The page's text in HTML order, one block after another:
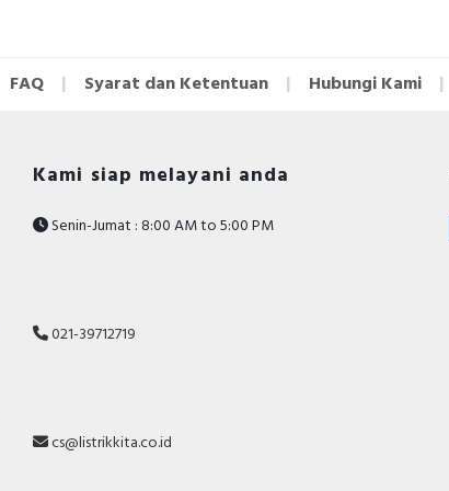
FAQ Syarat dan Ketentuan Hubungi Kami
Kami siap melayani anda
Senin-Jumat : 8:00 AM to 5:00 PM
021-39712719
cs@listrikkita.co.id